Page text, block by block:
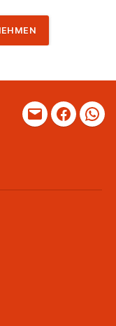
Mail